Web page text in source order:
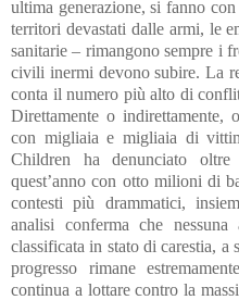
ultima generazione, si fanno
territori devastati dalle armi, le
sanitarie ‒ rimangono sempre i
civili inermi devono subire. La
conta il numero più alto di
Direttamente o indirettamente,
con migliaia e migliaia di
Children ha denunciato
quest’anno con otto milioni di
contesti più drammatici,
analisi conferma che
classificata in stato di carestia, a
progresso rimane
continua a lottare contro la